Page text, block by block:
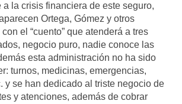
a la crisis financiera de este seguro,
Ortega, Gómez y otros
el “cuento” que atenderá a tres
negocio puro, nadie conoce las
esta administración no ha sido
turnos, medicinas, emergencias,
y se han dedicado al triste negocio de
y atenciones, además de cobrar